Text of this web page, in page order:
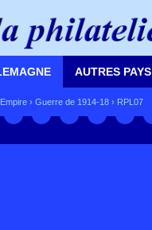
AUTRES PAYS
Empire › Guerre de 1914-18 › RPL07